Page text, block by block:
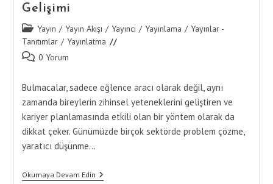
Gelişimi
Post
category:
Yayın / Yayın Akışı / Yayıncı / Yayınlama / Yayınlar -
Tanıtımlar / Yayınlatma
Post 0 Yorum
Bulmacalar, sadece eğlence aracı olarak değil, aynı
zamanda bireylerin zihinsel yeteneklerini geliştiren ve
kariyer planlamasında etkili olan bir yöntem olarak da
dikkat çeker. Günümüzde birçok sektörde problem çözme,
yaratıcı düşünme…
Okumaya Devam EdinBulmaca